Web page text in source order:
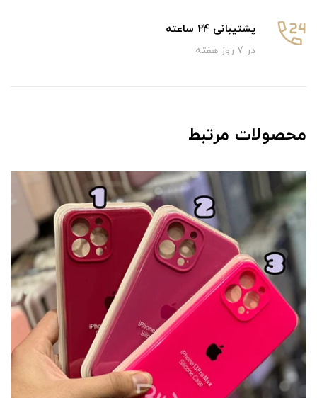
پشتیبانی 24 ساعته
در 7 روز هفته
محصولات مرتبط